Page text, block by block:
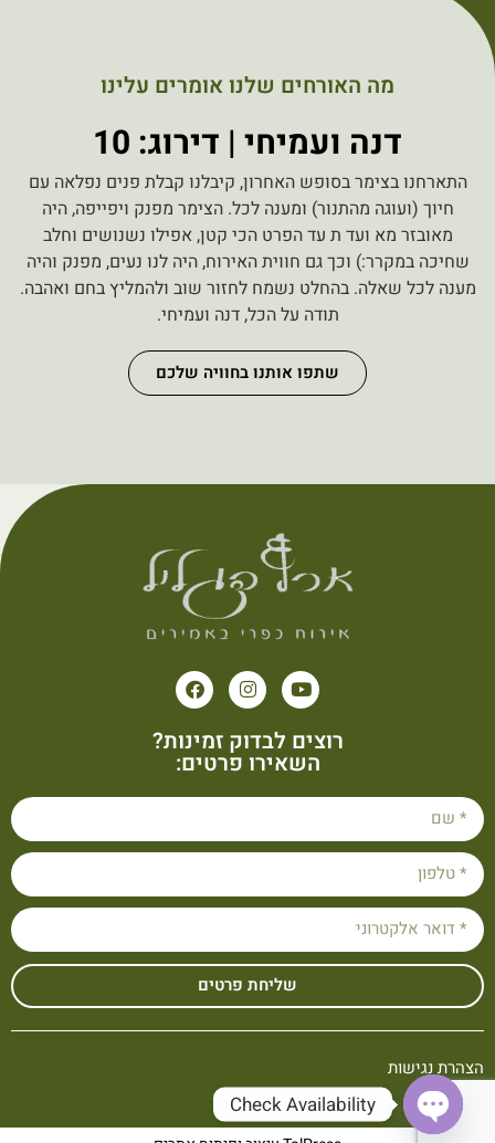
מה האורחים שלנו אומרים עלינו
דנה ועמיחי | דירוג: 10
התארחנו בצימר בסופש האחרון, קיבלנו קבלת פנים נפלאה עם
חיוך (ועוגה מהתנור) ומענה לכל. הצימר מפנק ויפייפה, היה
מאובזר מא ועד ת עד הפרט הכי קטן, אפילו נשנושים וחלב
שחיכה במקרר:) וכך גם חווית האירוח, היה לנו נעים, מפנק והיה
מענה לכל שאלה. בהחלט נשמח לחזור שוב ולהמליץ בחם ואהבה.
תודה על הכל, דנה ועמיחי.
שתפו אותנו בחוויה שלכם
רוצים לבדוק זמינות?
השאירו פרטים:
שליחת פרטים
הצהרת נגישות
Check Availability